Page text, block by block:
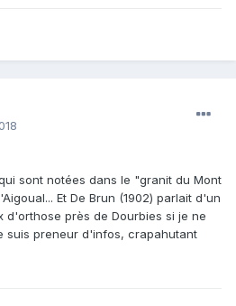
sont notées dans le "granit du Mont
Et De Brun (1902) parlait d'un
d'orthose près de Dourbies si je ne
suis preneur d'infos, crapahutant